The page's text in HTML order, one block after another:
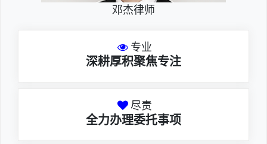
邓杰律师
专业
深耕厚积聚焦专注
尽责
全力办理委托事项